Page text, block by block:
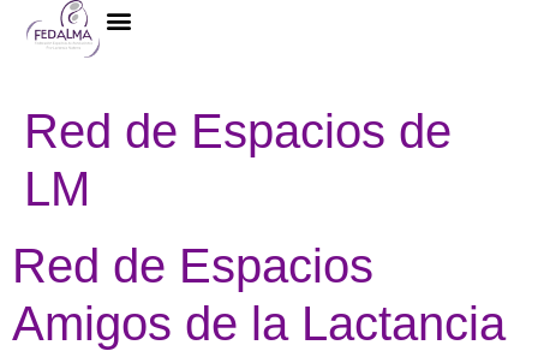
Red de Espacios de
LM
Red de Espacios
Amigos de la Lactancia